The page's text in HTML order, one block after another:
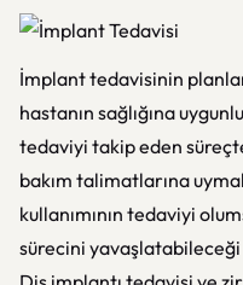
İmplant tedavisinin
hastanın sağlığına
tedaviyi takip eden
bakım talimatlarına
kullanımının tedaviyi
sürecini yavaşlatabileceği